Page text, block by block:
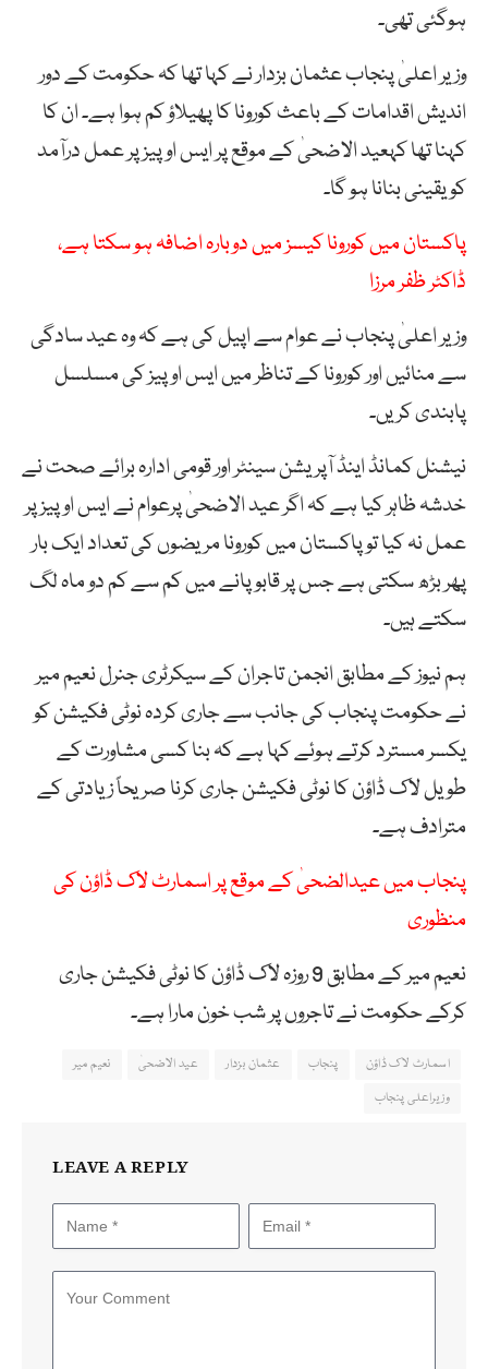
ہوگئی تھی۔
وزیر اعلیٰ پنجاب عثمان بزدار نے کہا تھا کہ حکومت کے دور
اندیش اقدامات کے باعث کورونا کا پھیلاؤ کم ہوا ہے۔ ان کا
کہنا تھا کہعید الاضحیٰ کے موقع پر ایس او پیز پر عمل درآمد
کو یقینی بنانا ہو گا۔
پاکستان میں کورونا کیسز میں دوبارہ اضافہ ہو سکتا ہے،
ڈاکٹر ظفر مرزا
وزیر اعلیٰ پنجاب نے عوام سے اپیل کی ہے کہ وہ عید سادگی
سے منائیں اور کورونا کے تناظر میں ایس او پیز کی مسلسل
پابندی کریں۔
نیشنل کمانڈ اینڈ آپریشن سینٹر اور قومی ادارہ برائے صحت نے
خدشہ ظاہر کیا ہے کہ اگر عید الاضحیٰ پرعوام نے ایس او پیز پر
عمل نہ کیا تو پاکستان میں کورونا مریضوں کی تعداد ایک بار
پھر بڑھ سکتی ہے جس پر قابو پانے میں کم سے کم دو ماہ لگ
سکتے ہیں۔
ہم نیوز کے مطابق انجمن تاجران کے سیکرٹری جنرل نعیم میر
نے حکومت پنجاب کی جانب سے جاری کردہ نوٹی فکیشن کو
یکسر مسترد کرتے ہوئے کہا ہے کہ بنا کسی مشاورت کے
طویل لاک ڈاؤن کا نوٹی فکیشن جاری کرنا صریحاً زیادتی کے
مترادف ہے۔
پنجاب میں عیدالضحیٰ کے موقع پر اسمارٹ لاک ڈاؤن کی
منظوری
نعیم میر کے مطابق 9 روزہ لاک ڈاؤن کا نوٹی فکیشن جاری
کرکے حکومت نے تاجروں پر شب خون مارا ہے۔
اسمارٹ لاک ڈاؤن پنجاب عثمان بزدار عید الاضحیٰ
نعیم میر
وزیراعلی پنجاب
LEAVE A REPLY